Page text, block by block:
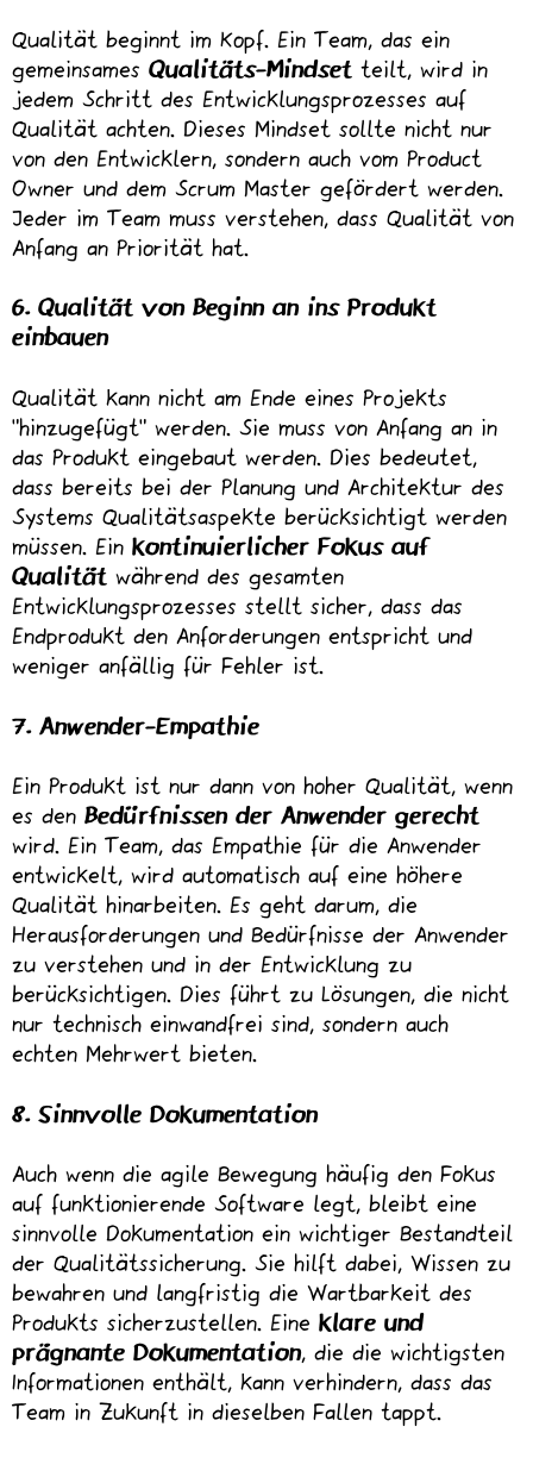
Qualität beginnt im Kopf. Ein Team, das ein
gemeinsames Qualitäts-Mindset teilt, wird in
jedem Schritt des Entwicklungsprozesses auf
Qualität achten. Dieses Mindset sollte nicht nur
von den Entwicklern, sondern auch vom Product
Owner und dem Scrum Master gefördert werden.
Jeder im Team muss verstehen, dass Qualität von
Anfang an Priorität hat.
6. Qualität von Beginn an ins Produkt
einbauen
Qualität kann nicht am Ende eines Projekts
„hinzugefügt“ werden. Sie muss von Anfang an in
das Produkt eingebaut werden. Dies bedeutet,
dass bereits bei der Planung und Architektur des
Systems Qualitätsaspekte berücksichtigt werden
müssen. Ein kontinuierlicher Fokus auf
Qualität während des gesamten
Entwicklungsprozesses stellt sicher, dass das
Endprodukt den Anforderungen entspricht und
weniger anfällig für Fehler ist.
7. Anwender-Empathie
Ein Produkt ist nur dann von hoher Qualität, wenn
es den Bedürfnissen der Anwender gerecht
wird. Ein Team, das Empathie für die Anwender
entwickelt, wird automatisch auf eine höhere
Qualität hinarbeiten. Es geht darum, die
Herausforderungen und Bedürfnisse der Anwender
zu verstehen und in der Entwicklung zu
berücksichtigen. Dies führt zu Lösungen, die nicht
nur technisch einwandfrei sind, sondern auch
echten Mehrwert bieten.
8. Sinnvolle Dokumentation
Auch wenn die agile Bewegung häufig den Fokus
auf funktionierende Software legt, bleibt eine
sinnvolle Dokumentation ein wichtiger Bestandteil
der Qualitätssicherung. Sie hilft dabei, Wissen zu
bewahren und langfristig die Wartbarkeit des
Produkts sicherzustellen. Eine klare und
prägnante Dokumentation, die die wichtigsten
Informationen enthält, kann verhindern, dass das
Team in Zukunft in dieselben Fallen tappt.